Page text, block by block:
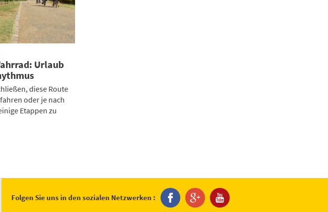
Urlaub
diese Route
oder je nach
Etappen zu
Folgen Sie uns in den sozialen Netzwerken :